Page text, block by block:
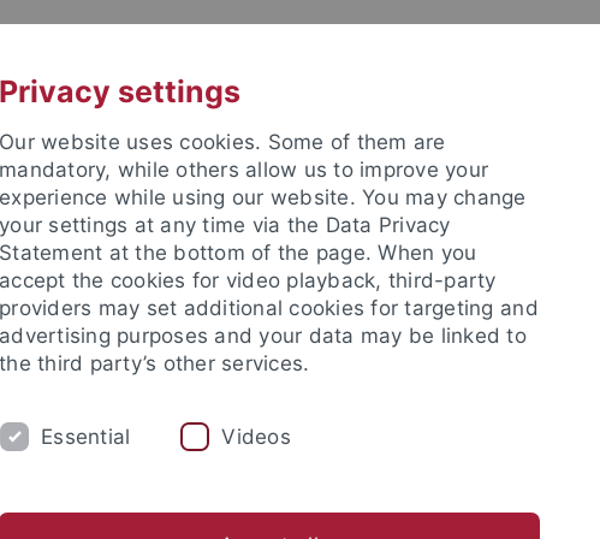
Fakultät
FORSCHUNG
Privacy settings
Our website uses cookies. Some of them are
mandatory, while others allow us to improve your
experience while using our website. You may change
your settings at any time via the Data Privacy
Statement at the bottom of the page. When you
accept the cookies for video playback, third-party
providers may set additional cookies for targeting and
advertising purposes and your data may be linked to
the third party’s other services.
Essential Videos